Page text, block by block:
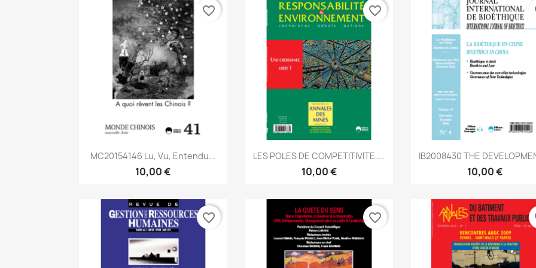
Aperçu rapide
MC20154146 Lu, Vu, Entendu...
10,00 €
favorite_border
Aperçu rapide
LES POLES DE COMPETITIVITE,...
10,00 €
favorite_border
Aperçu rapide
IB2008430 THE
10,00 €
favorite_border favorite_border